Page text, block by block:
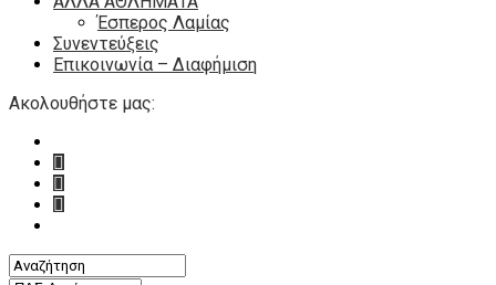
Έσπερος Λαμίας
Συνεντεύξεις
Επικοινωνία – Διαφήμιση
Ακολουθήστε μας: